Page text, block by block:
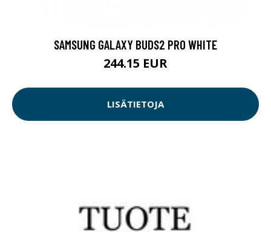
SAMSUNG GALAXY BUDS2 PRO WHITE
244.15 EUR
LISÄTIETOJA